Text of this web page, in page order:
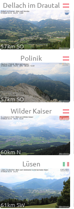
Dellach im Drautal
57km SO
Polinik
57km SO
Wilder Kaiser
60km N
Lüsen
61km SW